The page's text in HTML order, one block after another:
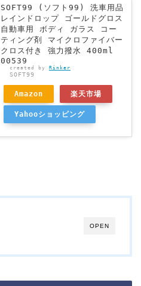
SOFT99 (ソフト99) 洗車用品
レインドロップ ゴールドグロス
自動車用 ボディ ガラス コー
ティング剤 マイクロファイバー
クロス付き 強力撥水 400ml
00539
created by Rinker
SOFT99
Amazon 楽天市場
Yahooショッピング
OPEN